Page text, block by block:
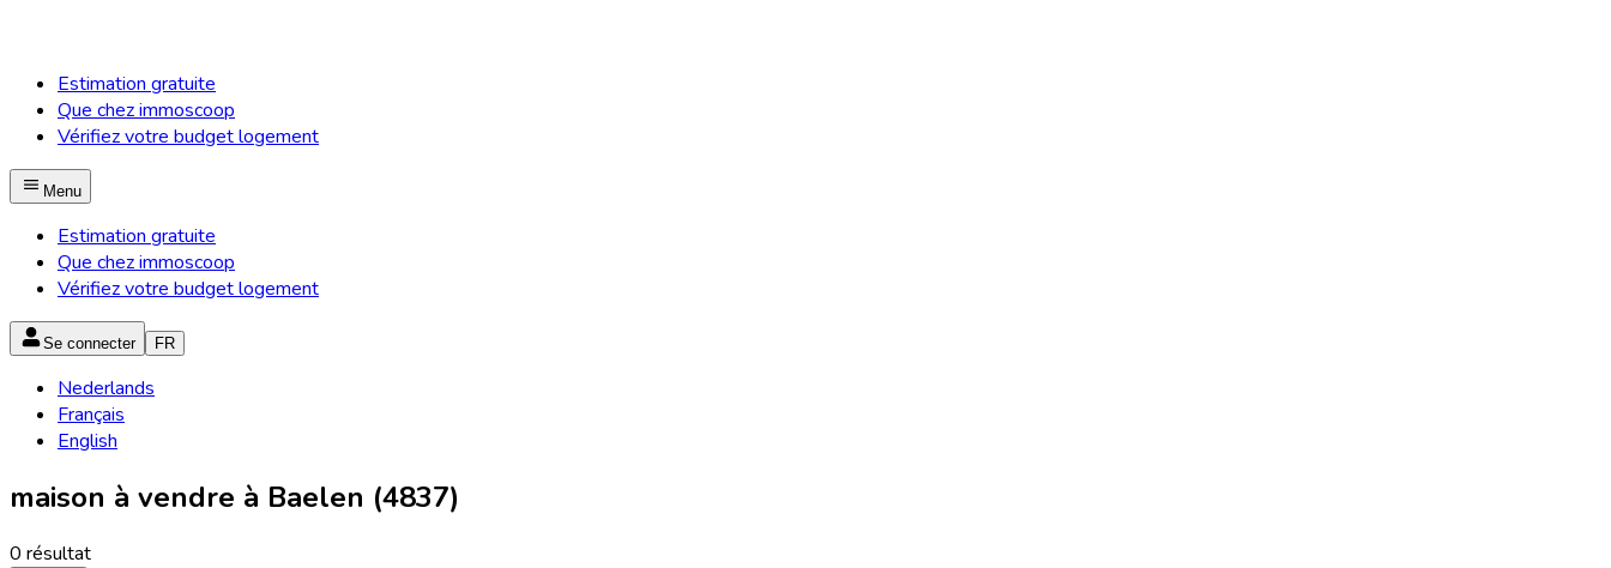
Estimation gratuite
Que chez immoscoop
Vérifiez votre budget logement
Menu
Estimation gratuite
Que chez immoscoop
Vérifiez votre budget logement
Se connecter FR
Nederlands
Français
English
maison à vendre à Baelen (4837)
0 résultat